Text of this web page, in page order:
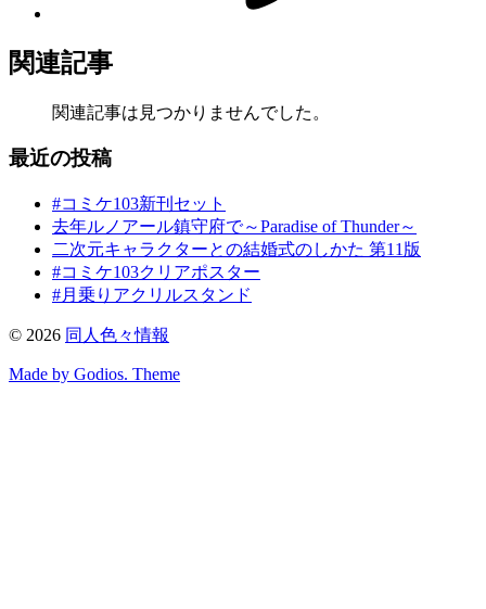
関連記事
関連記事は見つかりませんでした。
最近の投稿
#コミケ103新刊セット
去年ルノアール鎮守府で～Paradise of Thunder～
二次元キャラクターとの結婚式のしかた 第11版
#コミケ103クリアポスター
#月乗りアクリルスタンド
© 2026 同人色々情報
Made by Godios. Theme